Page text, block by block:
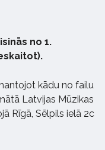
no 1.
kādu no failu
Latvijas Mūzikas
Rīgā, Sēlpils ielā 2c